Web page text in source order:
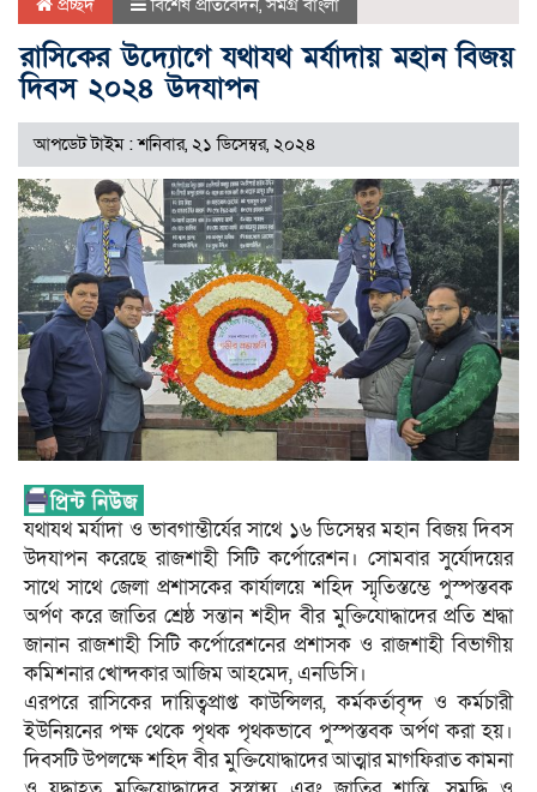
প্রচ্ছদ বিশেষ প্রতিবেদন,সমগ্র বাংলা
রাসিকের উদ্যোগে যথাযথ মর্যাদায় মহান বিজয়
দিবস ২০২৪ উদযাপন
আপডেট টাইম : শনিবার, ২১ ডিসেম্বর, ২০২৪
যথাযথ মর্যাদা ও ভাবগাম্ভীর্যের সাথে ১৬ ডিসেম্বর মহান বিজয় দিবস
উদযাপন করেছে রাজশাহী সিটি কর্পোরেশন। সোমবার সুর্যোদয়ের
সাথে সাথে জেলা প্রশাসকের কার্যালয়ে শহিদ স্মৃতিস্তম্ভে পুস্পস্তবক
অর্পণ করে জাতির শ্রেষ্ঠ সন্তান শহীদ বীর মুক্তিযোদ্ধাদের প্রতি শ্রদ্ধা
জানান রাজশাহী সিটি কর্পোরেশনের প্রশাসক ও রাজশাহী বিভাগীয়
কমিশনার খোন্দকার আজিম আহমেদ, এনডিসি।
এরপরে রাসিকের দায়িত্বপ্রাপ্ত কাউন্সিলর, কর্মকর্তাবৃন্দ ও কর্মচারী
ইউনিয়নের পক্ষ থেকে পৃথক পৃথকভাবে পুস্পস্তবক অর্পণ করা হয়।
দিবসটি উপলক্ষে শহিদ বীর মুক্তিযোদ্ধাদের আত্মার মাগফিরাত কামনা